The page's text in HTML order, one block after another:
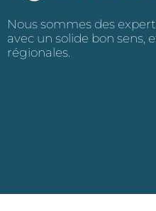
Nous sommes des
avec un solide bon sens,
régionales.